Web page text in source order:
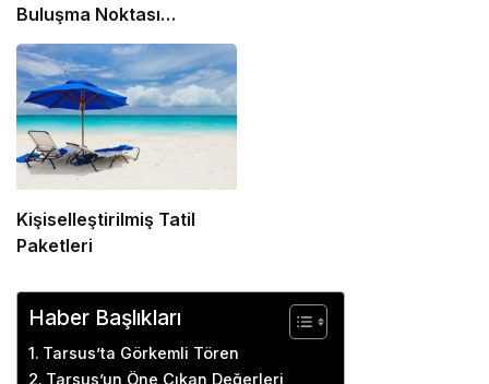
Buluşma Noktası
HotelMedya.com
Kişiselleştirilmiş Tatil
Paketleri
Haber Başlıkları
Tarsus’ta Görkemli Tören
Tarsus’un Öne Çıkan Değerleri